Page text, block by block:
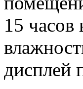
15
дисплей